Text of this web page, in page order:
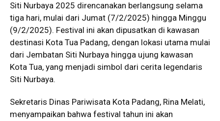
Siti Nurbaya 2025 direncanakan berlangsung selama
tiga hari, mulai dari Jumat (7/2/2025) hingga Minggu
(9/2/2025). Festival ini akan dipusatkan di kawasan
destinasi Kota Tua Padang, dengan lokasi utama mulai
dari Jembatan Siti Nurbaya hingga ujung kawasan
Kota Tua, yang menjadi simbol dari cerita legendaris
Siti Nurbaya.
Sekretaris Dinas Pariwisata Kota Padang, Rina Melati,
menyampaikan bahwa festival tahun ini akan